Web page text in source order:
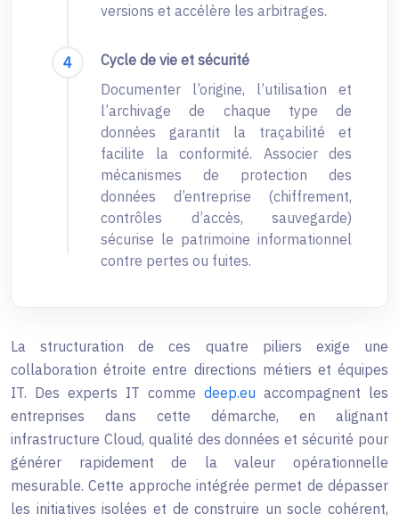
versions et accélère les arbitrages.
Cycle de vie et sécurité
Documenter l’origine, l’utilisation et
l’archivage de chaque type de
données garantit la traçabilité et
facilite la conformité. Associer des
mécanismes de protection des
données d’entreprise (chiffrement,
contrôles d’accès, sauvegarde)
sécurise le patrimoine informationnel
contre pertes ou fuites.
La structuration de ces quatre piliers exige une
collaboration étroite entre directions métiers et équipes
IT. Des experts IT comme deep.eu accompagnent les
entreprises dans cette démarche, en alignant
infrastructure Cloud, qualité des données et sécurité pour
générer rapidement de la valeur opérationnelle
mesurable. Cette approche intégrée permet de dépasser
les initiatives isolées et de construire un socle cohérent,